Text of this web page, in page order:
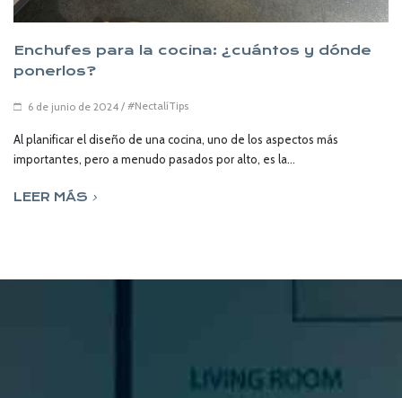
Enchufes para la cocina: ¿cuántos y dónde
ponerlos?
6 de junio de 2024 / #NectalíTips
Al planificar el diseño de una cocina, uno de los aspectos más
importantes, pero a menudo pasados por alto, es la...
LEER MÁS
NEWSLETTER